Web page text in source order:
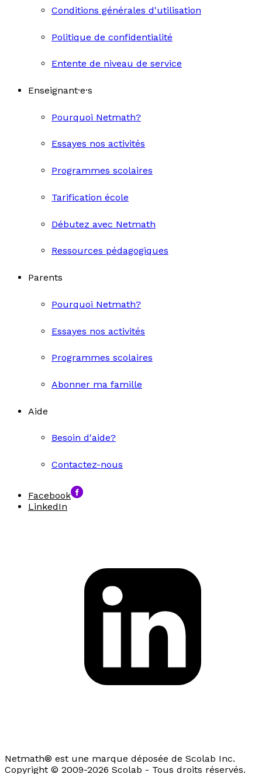
Conditions générales d'utilisation
Politique de confidentialité
Entente de niveau de service
Enseignant·e·s
Pourquoi Netmath?
Essayes nos activités
Programmes scolaires
Tarification école
Débutez avec Netmath
Ressources pédagogiques
Parents
Pourquoi Netmath?
Essayes nos activités
Programmes scolaires
Abonner ma famille
Aide
Besoin d'aide?
Contactez-nous
Facebook
LinkedIn
Netmath® est une marque déposée de Scolab Inc.
Copyright © 2009-2026 Scolab - Tous droits réservés.